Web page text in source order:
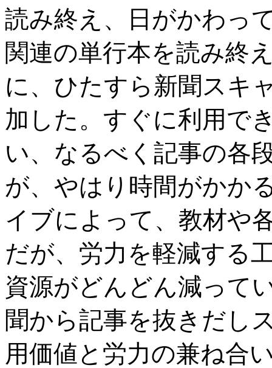
読み終え、日がかわっ
関連の単行本を読み終
に、ひたすら新聞スキ
加した。すぐに利用で
い、なるべく記事の各
が、やはり時間がかか
イブによって、教材や
だが、労力を軽減する
資源がどんどん減って
聞から記事を抜きだし
用価値と労力の兼ね合